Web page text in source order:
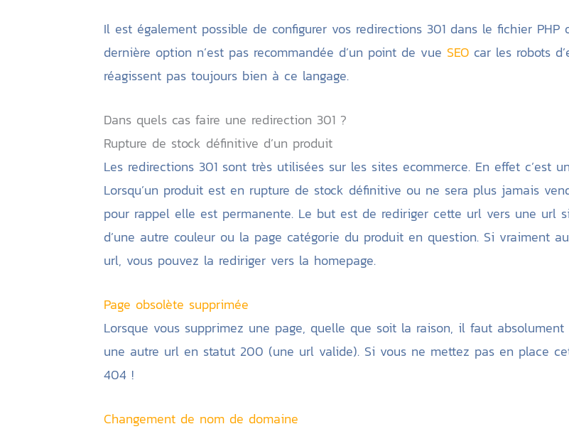
Il est également possible de configurer vos redirections 301 dans le fichier
dernière option n’est pas recommandée d’un point de vue SEO car les robots
réagissent pas toujours bien à ce langage.
Dans quels cas faire une redirection 301 ?
Rupture de stock définitive d’un produit
Les redirections 301 sont très utilisées sur les sites ecommerce. En effet c’est
Lorsqu’un produit est en rupture de stock définitive ou ne sera plus jamais
pour rappel elle est permanente. Le but est de rediriger cette url vers une url
d’une autre couleur ou la page catégorie du produit en question. Si vraiment
url, vous pouvez la rediriger vers la homepage.
Page obsolète supprimée
Lorsque vous supprimez une page, quelle que soit la raison, il faut absolument
une autre url en statut 200 (une url valide). Si vous ne mettez pas en place
404 !
Changement de nom de domaine